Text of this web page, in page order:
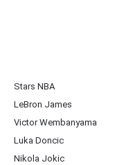
Stars NBA
LeBron James
Victor Wembanyama
Luka Doncic
Nikola Jokic